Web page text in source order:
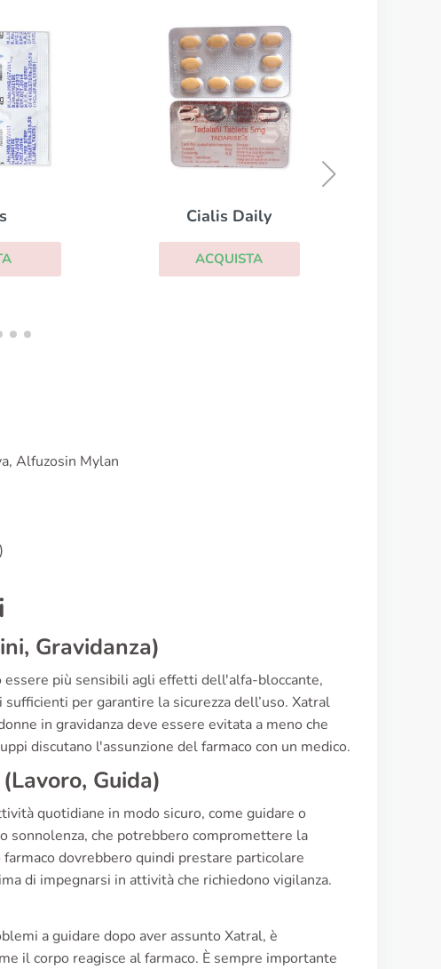
Brand Levitra
Alfuzosin Mylan
Gravidanza)
essere più sensibili agli effetti dell'alfa-bloccante,
per garantire la sicurezza dell’uso. Xatral
in gravidanza deve essere evitata a meno che
discutano l'assunzione del farmaco con un medico.
Guida)
quotidiane in modo sicuro, come guidare o
sonnolenza, che potrebbero compromettere la
dovrebbero quindi prestare particolare
di impegnarsi in attività che richiedono vigilanza.
a guidare dopo aver assunto Xatral, è
il corpo reagisce al farmaco. È sempre importante